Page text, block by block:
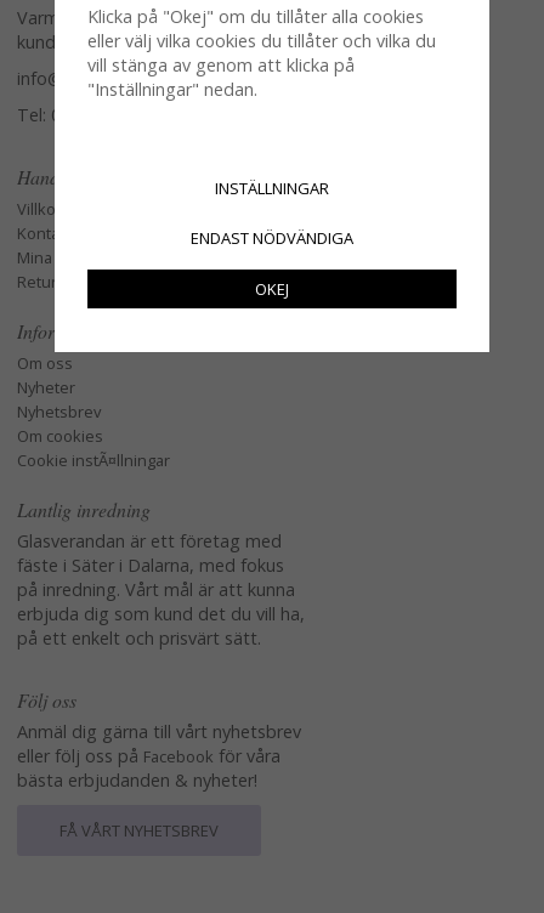
Varmt välkommen att kontakta vår
kundtjänst.
info@glasverandan.se
Tel: 079-3495968
Handla
Villkor
Kontakta oss
Mina favoriter
Retur och Reklamation
Information
Om oss
Nyheter
Nyhetsbrev
Om cookies
Cookie instÃ¤llningar
Lantlig inredning
Glasverandan är ett företag med
fäste i Säter i Dalarna, med fokus
på inredning. Vårt mål är att kunna
erbjuda dig som kund det du vill ha,
på ett enkelt och prisvärt sätt.
Följ oss
Anmäl dig gärna till vårt nyhetsbrev
eller följ oss på Facebook för våra
bästa erbjudanden & nyheter!
FÅ VÅRT NYHETSBREV
Klicka på "Okej" om du tillåter alla cookies
eller välj vilka cookies du tillåter och vilka du
vill stänga av genom att klicka på
"Inställningar" nedan.
INSTÄLLNINGAR
ENDAST NÖDVÄNDIGA
OKEJ